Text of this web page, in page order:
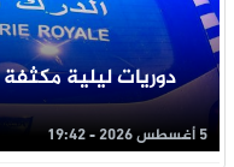
دوريات ليلية مكثفة
5 أغسطس 2026 - 19:42